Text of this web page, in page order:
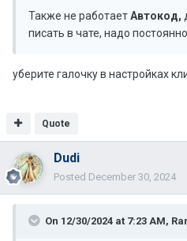
Также не работаетАвтокод,
писать в чате, надо
уберите галочку в настройках
Quote
Dudi
Posted December 30, 2024
On 12/30/2024 at 7:23 AM,